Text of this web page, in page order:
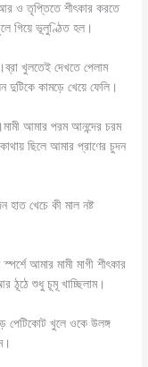
ও তৃপ্তিতে শীৎকার করতে
গিয়ে ভূলুণ্ঠিত হল।
খুলতেই দেখতে পেলাম
দুটিকে কামড়ে খেয়ে ফেলি।
আমার পরম আনন্দের চরম
ছিলে আমার প্রাণের চুদন
খেচে কী মাল নষ্ট
আমার মামী মাগী শীৎকার
শুধু চূমূ খাচ্ছিলাম।
পেটিকোট খুলে ওকে উলঙ্গ